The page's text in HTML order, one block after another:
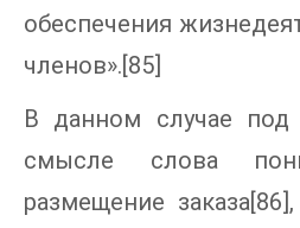
обеспечения
членов».[85]
В данном случае под
смысле слова
размещение